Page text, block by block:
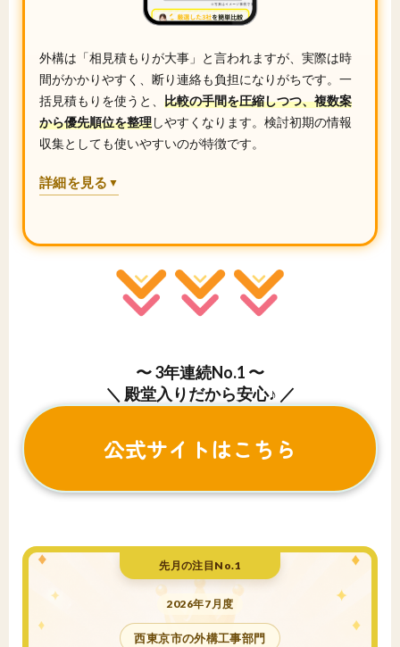
外構は「相見積もりが大事」と言われますが、実際は時
間がかかりやすく、断り連絡も負担になりがちです。一
括見積もりを使うと、 比較の手間を圧縮しつつ、複数案
から優先順位を整理しやすくなります。検討初期の情報
収集としても使いやすいのが特徴です。
詳細を見る ▼
〜 3年連続No.1 〜
＼ 殿堂入りだから安心♪ ／
公式サイトはこちら
先月の注目No.1
2026年7月度
西東京市の外構工事部門